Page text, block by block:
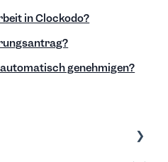
in Clockodo?
genehmigen?